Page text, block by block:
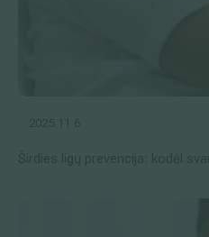
2025 11 6
Širdies ligų prevencija: kodėl